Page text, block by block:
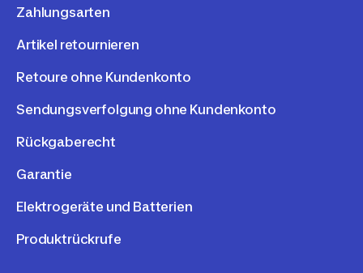
Zahlungsarten
Artikel retournieren
Retoure ohne Kundenkonto
Sendungsverfolgung ohne Kundenkonto
Rückgaberecht
Garantie
Elektrogeräte und Batterien
Produktrückrufe